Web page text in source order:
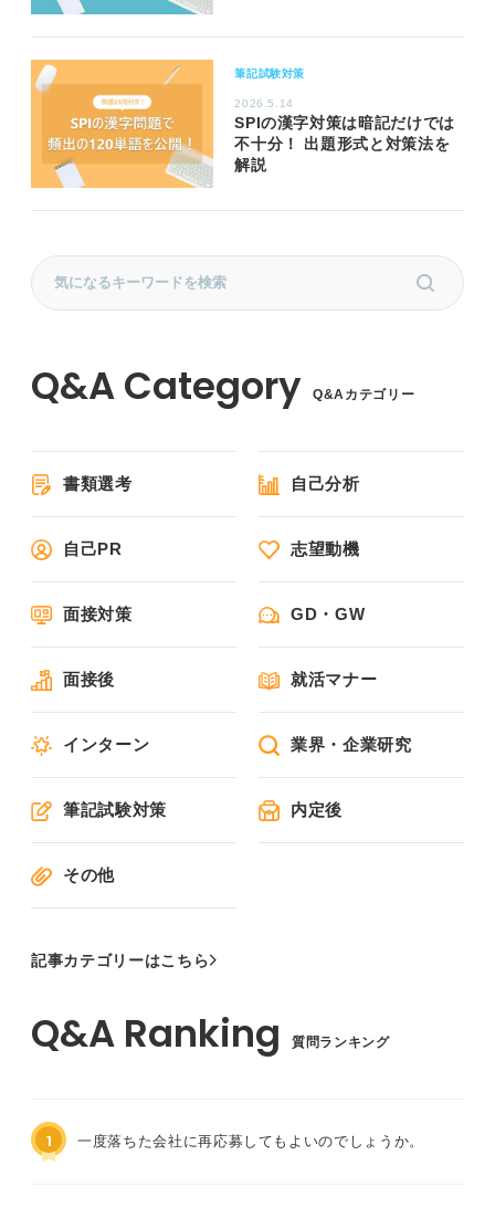
筆記試験対策
2026.5.14
SPIの漢字対策は暗記だけでは
不十分！ 出題形式と対策法を
解説
Q&Aカテゴリー
書類選考 自己分析
自己PR 志望動機
面接対策 GD・GW
面接後 就活マナー
インターン 業界・企業研究
筆記試験対策 内定後
その他
記事カテゴリーはこちら
質問ランキング
1 一度落ちた会社に再応募してもよいのでしょうか。